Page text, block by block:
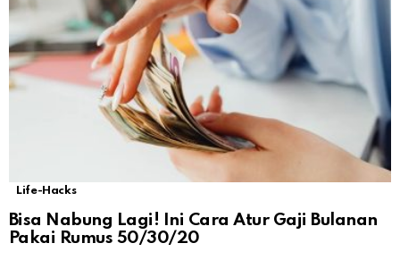
Life-Hacks
Bisa Nabung Lagi! Ini Cara Atur Gaji Bulanan
Pakai Rumus 50/30/20